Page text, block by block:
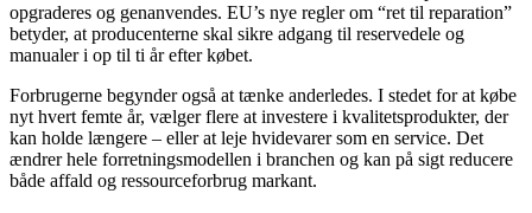
opgraderes og genanvendes. EU’s nye regler om “ret til reparation”
betyder, at producenterne skal sikre adgang til reservedele og
manualer i op til ti år efter købet.
Forbrugerne begynder også at tænke anderledes. I stedet for at købe
nyt hvert femte år, vælger flere at investere i kvalitetsprodukter, der
kan holde længere – eller at leje hvidevarer som en service. Det
ændrer hele forretningsmodellen i branchen og kan på sigt reducere
både affald og ressourceforbrug markant.